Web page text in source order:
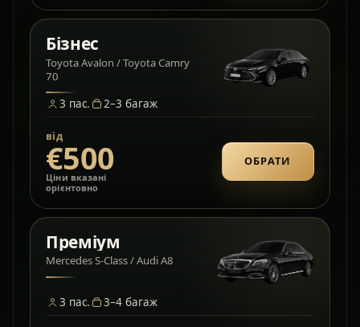
Бізнес
Toyota Avalon / Toyota Camry
70
3 пас. 2–3 багаж
від
€500
Ціни вказані
орієнтовно
ОБРАТИ
Преміум
Mercedes S-Class / Audi A8
3 пас. 3–4 багаж